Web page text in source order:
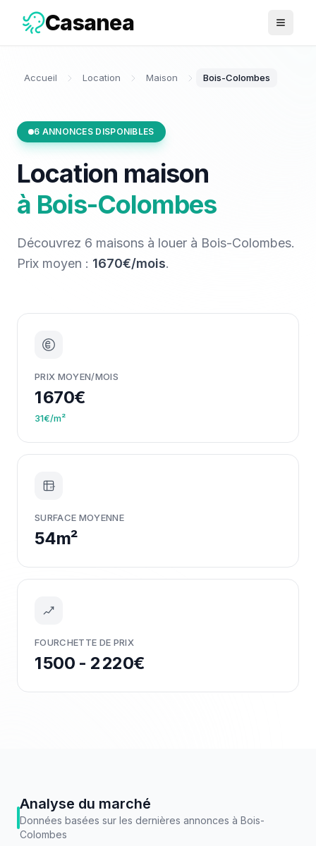
Casanea Ouvrir
Accueil Location Maison Bois-Colombes
6 ANNONCES DISPONIBLES
Location maison
à Bois-Colombes
Découvrez 6 maisons à louer à Bois-Colombes.
Prix moyen : 1670€/mois.
PRIX MOYEN/MOIS
1 670€
31€/m²
m²
SURFACE MOYENNE
54m²
FOURCHETTE DE PRIX
1 500 - 2 220€
Analyse du marché
Données basées sur les dernières annonces à Bois-
Colombes